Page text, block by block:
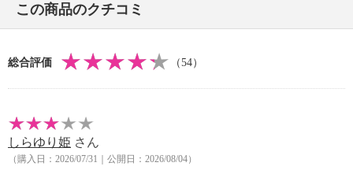
この商品のクチコミ
総合評価 （54）
しらゆり姫 さん
（購入日：2026/07/31｜公開日：2026/08/04）